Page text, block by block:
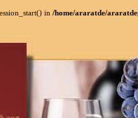
in /home/araratde/